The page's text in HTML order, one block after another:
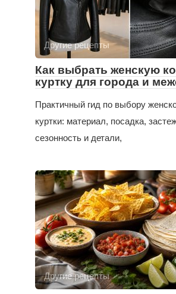
Другие рецепты
Как выбрать женскую
куртку для города и
Практичный гид по выбору
куртки: материал, посадка,
сезонность и детали,
Другие рецепты